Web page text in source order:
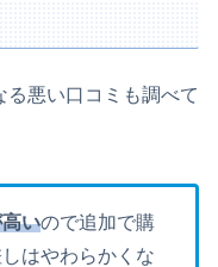
悪い口コミも調べて
いので追加で購
しはやわらかくな